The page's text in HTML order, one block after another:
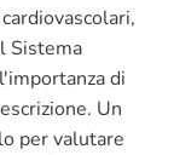
Sistema
di
Un
per valutare